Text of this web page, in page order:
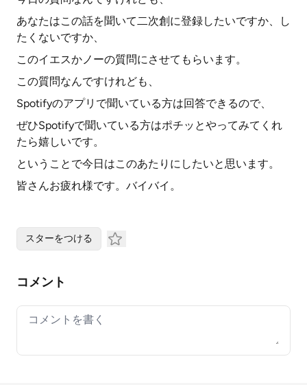
あなたはこの話を聞いて二次創に登録したいですか、し
たくないですか、
このイエスかノーの質問にさせてもらいます。
この質問なんですけれども、
Spotifyのアプリで聞いている方は回答できるので、
ぜひSpotifyで聞いている方はポチッとやってみてくれ
たら嬉しいです。
ということで今日はこのあたりにしたいと思います。
皆さんお疲れ様です。バイバイ。
スターをつける
コメント
Your comment